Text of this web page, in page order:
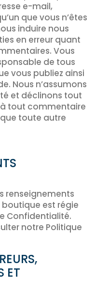
e-mail,
que vous n’êtes
induire nous
en erreur quant
Vous
de tous
vous publiez ainsi
Nous n’assumons
et déclinons tout
tout commentaire
toute autre
renseignements
est régie
Confidentialité.
notre Politique
ET